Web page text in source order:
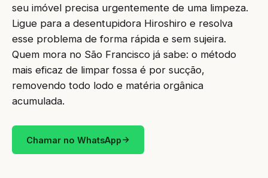
seu imóvel precisa urgentemente de uma limpeza.
Ligue para a desentupidora Hiroshiro e resolva
esse problema de forma rápida e sem sujeira.
Quem mora no São Francisco já sabe: o método
mais eficaz de limpar fossa é por sucção,
removendo todo lodo e matéria orgânica
acumulada.
Chamar no WhatsApp